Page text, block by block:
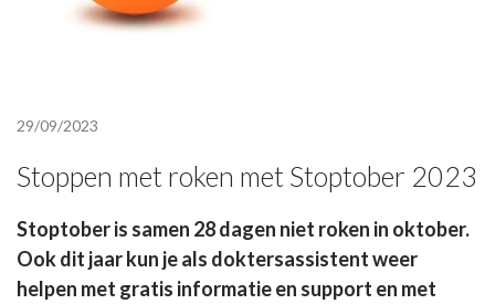
29/09/2023
Stoppen met roken met Stoptober 2023
Stoptober is samen 28 dagen niet roken in oktober.
Ook dit jaar kun je als doktersassistent weer
helpen met gratis informatie en support en met